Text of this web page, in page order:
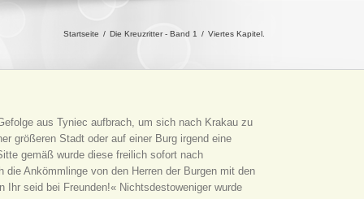
Startseite Die Kreuzritter - Band 1 Viertes Kapitel.
aus Tyniec aufbrach, um sich nach Krakau zu
größeren Stadt oder auf einer Burg irgend eine
gemäß wurde diese freilich sofort nach
Ankömmlinge von den Herren der Burgen mit den
Ihr seid bei Freunden!« Nichtsdestoweniger wurde